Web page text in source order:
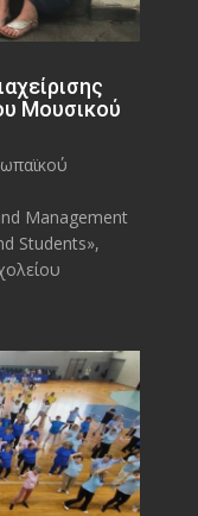
Μουσικού
Management
Students»,